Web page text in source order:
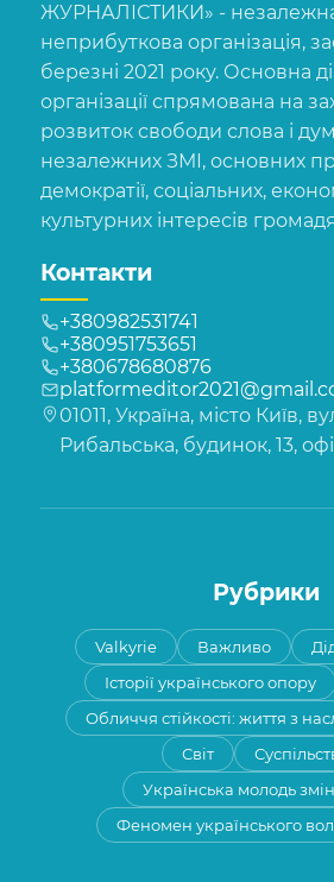
ЖУРНАЛІСТИКИ» -
неприбуткова організація,
березні 2021 року. Основна
організації спрямована на
розвиток свободи слова і
незалежних ЗМІ, основних
демократії, соціальних,
культурних інтересів
Контакти
+380982531741
+380951753651
+380678680876
01011, Україна, місто Київ,
Рибальська, будинок, 13,
Рубрики
Valkyrie Важливо
Історії українського опору
Обличчя стійкості: життя з
Світ
Українська молодь
Феномен українського